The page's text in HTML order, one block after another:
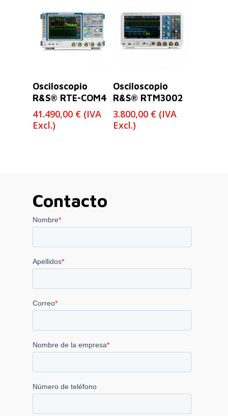
Osciloscopio
R&S® RTE-COM4
41.490,00 € (IVA
Excl.)
Osciloscopio
R&S® RTM3002
3.800,00 € (IVA
Excl.)
Contacto